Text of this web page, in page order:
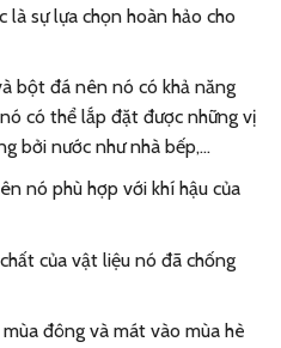
là sự lựa chọn hoàn hảo cho
bột đá nên nó có khả năng
có thể lắp đặt được những vị
bởi nước như nhà bếp,…
nó phù hợp với khí hậu của
của vật liệu nó đã chống
đông và mát vào mùa hè